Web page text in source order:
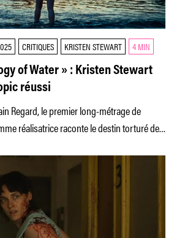
CRITIQUES KRISTEN STEWART 4 MIN
of Water » : Kristen Stewart
réussi
Regard, le premier long-métrage de
réalisatrice raconte le destin torturé de